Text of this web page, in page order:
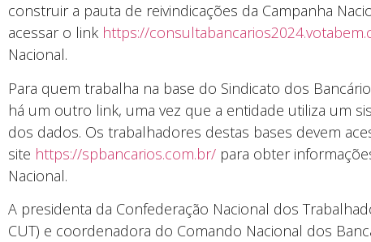
construir a pauta de reivindicações da Campanha
acessar o link https://
Nacional.
Para quem trabalha na base do Sindicato dos
há um outro link, uma vez que a entidade utiliza um
dos dados. Os trabalhadores destas bases devem
site https://spbancarios.com.br/ para obter
Nacional.
A presidenta da Confederação Nacional dos
CUT) e coordenadora do Comando Nacional dos